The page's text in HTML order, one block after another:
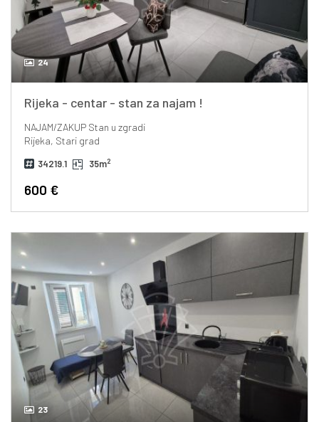
24
Rijeka - centar - stan za najam !
NAJAM/ZAKUPStan u zgradi
Rijeka, Stari grad
34219.1 35m2
600 €
23